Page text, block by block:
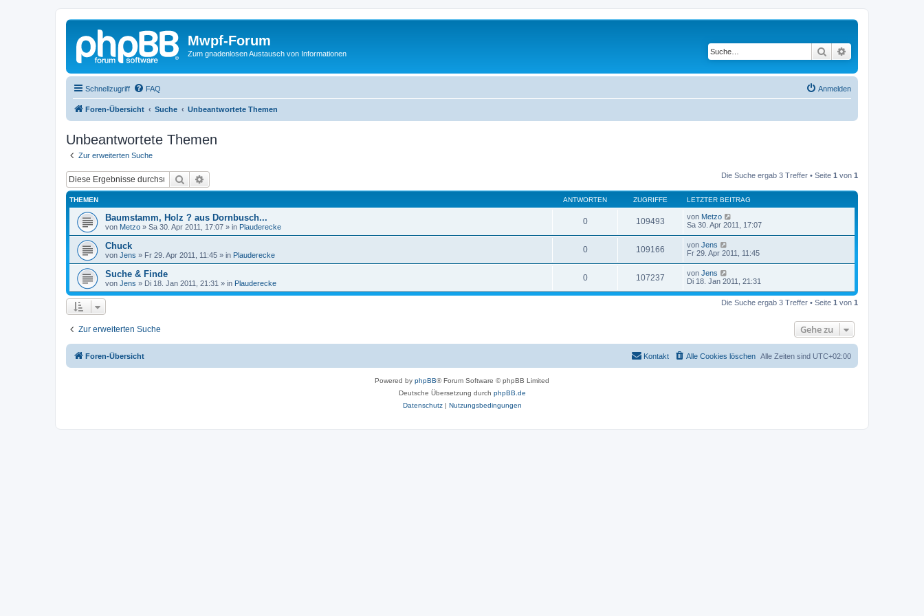
Mwpf-Forum
Zum gnadenlosen Austausch von Informationen Suche
Schnellzugriff FAQ Anmelden
Foren-Übersicht Suche Unbeantwortete Themen
Unbeantwortete Themen
Zur erweiterten Suche
Suche Die Suche ergab 3 Treffer • Seite 1 von 1
THEMEN ANTWORTEN ZUGRIFFE LETZTER BEITRAG
Baumstamm, Holz ? aus Dornbusch...
von Metzo » Sa 30. Apr 2011, 17:07 » in Plauderecke
0 109493 von Metzo
Sa 30. Apr 2011, 17:07
Chuck
von Jens » Fr 29. Apr 2011, 11:45 » in Plauderecke
0 109166 von Jens
Fr 29. Apr 2011, 11:45
Suche & Finde
von Jens » Di 18. Jan 2011, 21:31 » in Plauderecke
0 107237 von Jens
Di 18. Jan 2011, 21:31
Die Suche ergab 3 Treffer • Seite 1 von 1
Zur erweiterten Suche Gehe zu
Foren-Übersicht Alle Zeiten sind UTC+02:00
Alle Cookies löschen
Kontakt
Powered by phpBB® Forum Software © phpBB Limited
Deutsche Übersetzung durch phpBB.de
Datenschutz| Nutzungsbedingungen